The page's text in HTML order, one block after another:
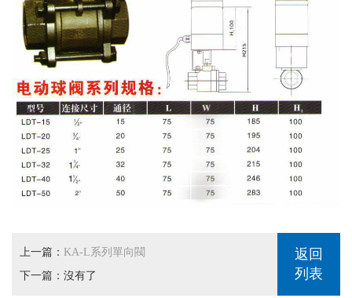
上一篇： KA-L系列單向閥
下一篇：沒有了
返回
列表